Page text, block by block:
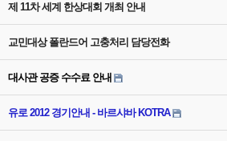
제 11차 세계 한상대회 개최 안내
교민대상 폴란드어 고충처리 담당전화
대사관 공증 수수료 안내
유로 2012 경기안내 - 바르샤바 KOTRA